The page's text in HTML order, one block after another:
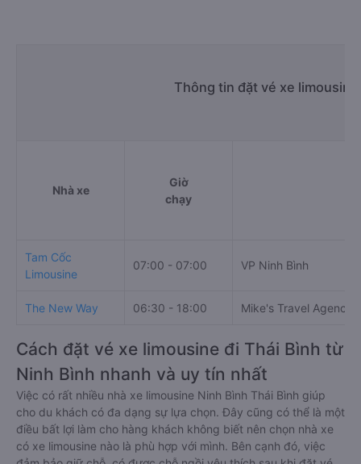
Thông tin đặt vé xe
Nhà xe
Giờ
chạy
Tam Cốc
Limousine
07:00 - 07:00 VP Ninh Bình
The New Way 06:30 - 18:00 Mike's Travel Agency
Cách đặt vé xe limousine đi Thái Bình từ
Ninh Bình nhanh và uy tín nhất
Việc có rất nhiều nhà xe limousine Ninh Bình Thái Bình giúp
cho du khách có đa dạng sự lựa chọn. Đây cũng có thể là một
điều bất lợi làm cho hàng khách không biết nên chọn nhà xe
có xe limousine nào là phù hợp với mình. Bên cạnh đó, việc